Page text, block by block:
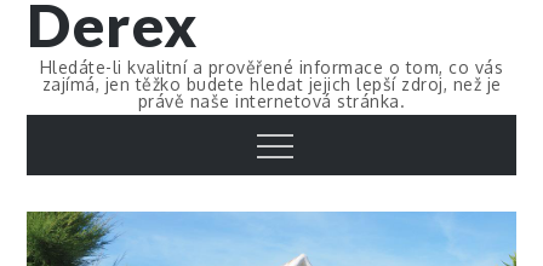
Skip
content
Derex
Hledáte-li kvalitní a prověřené informace o tom, co vás
zajímá, jen těžko budete hledat jejich lepší zdroj, než je
právě naše internetová stránka.
Menu